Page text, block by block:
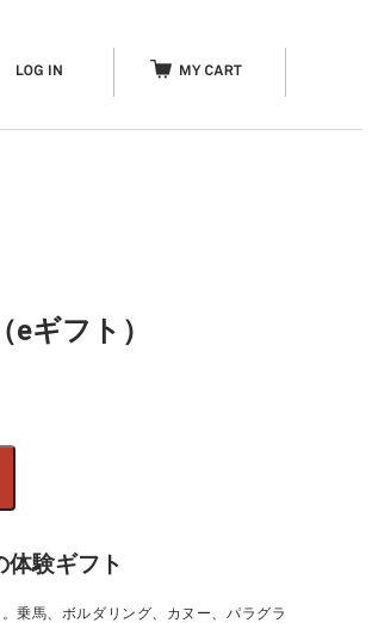
eギフト）
体験ギフト
乗馬、ボルダリング、カヌー、パラグラ